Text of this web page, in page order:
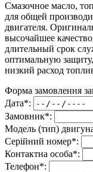
Смазочное масло,
для общей
двигателя.
высочайшее
длительный срок
оптимальную
низкий расход
Форма замовлення
Дата*:
Замовник*:
Модель (тип)
Серійний номер*:
Контактна особа*:
Телефон*: